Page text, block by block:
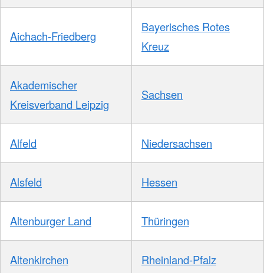
Aichach-Friedberg
Bayerisches Rotes
Kreuz
Akademischer
Kreisverband Leipzig
Sachsen
Alfeld Niedersachsen
Alsfeld Hessen
Altenburger Land Thüringen
Altenkirchen Rheinland-Pfalz